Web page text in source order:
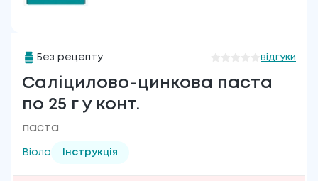
Без рецепту відгуки
Саліцилово-цинкова паста
по 25 г у конт.
паста
Віола Інструкція